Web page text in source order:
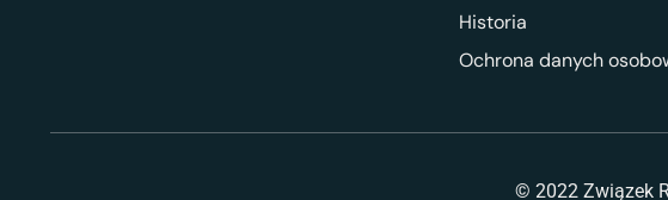
Historia
Ochrona danych
© 2022 Związek